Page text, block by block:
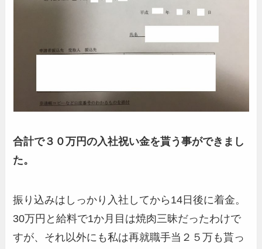
合計で３０万円の入社祝い金を貰う事ができまし
た。
振り込みはしっかり入社してから14日後に着金。
30万円と給料で1か月目は焼肉三昧だったわけで
すが、それ以外にも私は再就職手当２５万も貰っ